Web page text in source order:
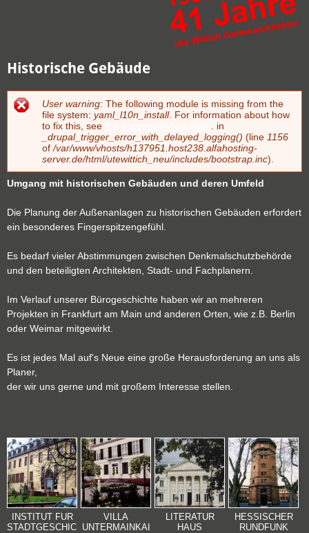
Historische Gebäude
Fehlermeldung
User warning: The following module is missing from the
file system: yaml_l10n_install. For information about how
to fix this, see
. in
_drupal_trigger_error_with_delayed_logging() (line 1156
of/var/www/vhosts/h137951.host238.alfahosting-
server.de/html/utewittich_neu/includes/bootstrap.inc).
Umgang mit historischen Gebäuden und deren Umfeld
Die Planung der Außenanlagen zu historischen Gebäuden erfordert
ein besonderes Fingerspitzengefühl.
Es bedarf vieler Abstimmungen zwischen Denkmalschutzbehörde
und den beteiligten Architekten, Stadt- und Fachplanern.
Im Verlauf unserer Bürogeschichte haben wir an mehreren
Projekten in Frankfurt am Main und anderen Orten, wie z.B. Berlin
oder Weimar mitgewirkt.
Es ist jedes Mal auf's Neue eine große Herausforderung an uns als
Planer,
der wir uns gerne und mit großem Interesse stellen.
INSTITUT FÜR
STADTGESCHICHTE
VILLA
UNTERMAINKAI
LITERATUR
HAUS
HESSISCHER
RUNDFUNK